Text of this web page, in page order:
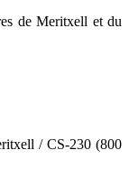
de Meritxell et du
/ CS-230 (800